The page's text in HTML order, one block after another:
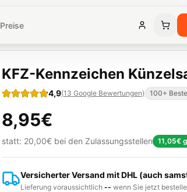
Preise
KFZ-Kennzeichen
4,9(13 Google Bewertungen) 100+
8,95€
statt: 20,00€ bei den Zulassungsstellen 11,05€
Versicherter Versand mit DHL (auch
Lieferung voraussichtlich -- wenn Sie jetzt